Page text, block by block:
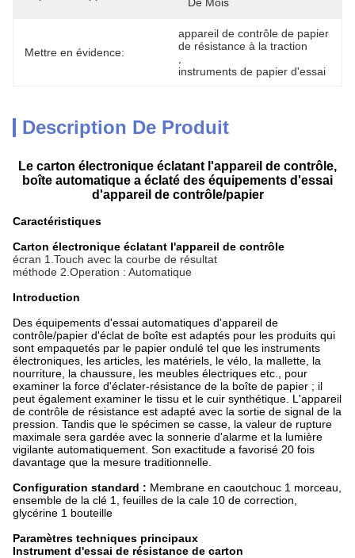
Mettre en évidence:
appareil de contrôle de papier
de résistance à la traction
instruments de papier d'essai
Description De Produit
Le carton électronique éclatant l'appareil de contrôle,
boîte automatique a éclaté des équipements d'essai
d'appareil de contrôle/papier
Caractéristiques
Carton électronique éclatant l'appareil de contrôle
écran 1.Touch avec la courbe de résultat
méthode 2.Operation : Automatique
Introduction
Des équipements d'essai automatiques d'appareil de
contrôle/papier d'éclat de boîte est adaptés pour les produits qui
sont empaquetés par le papier ondulé tel que les instruments
électroniques, les articles, les matériels, le vélo, la mallette, la
nourriture, la chaussure, les meubles électriques etc., pour
examiner la force d'éclater-résistance de la boîte de papier ; il
peut également examiner le tissu et le cuir synthétique. L'appareil
de contrôle de résistance est adapté avec la sortie de signal de la
pression. Tandis que le spécimen se casse, la valeur de rupture
maximale sera gardée avec la sonnerie d'alarme et la lumière
vigilante automatiquement. Son exactitude a favorisé 20 fois
davantage que la mesure traditionnelle.
Configuration standard : Membrane en caoutchouc 1 morceau,
ensemble de la clé 1, feuilles de la cale 10 de correction,
glycérine 1 bouteille
Paramètres techniques principaux
Instrument d'essai de résistance de carton